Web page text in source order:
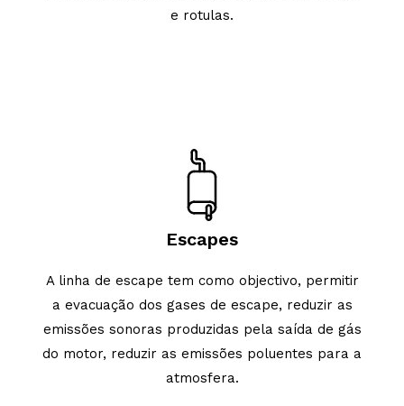
e rotulas.
Escapes
A linha de escape tem como objectivo, permitir
a evacuação dos gases de escape, reduzir as
emissões sonoras produzidas pela saída de gás
do motor, reduzir as emissões poluentes para a
atmosfera.